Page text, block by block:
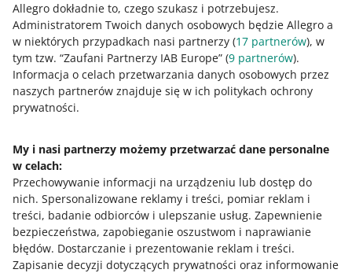
Allegro dokładnie to, czego szukasz i potrzebujesz.
Administratorem Twoich danych osobowych będzie Allegro a
w niektórych przypadkach nasi partnerzy (17 partnerów), w
tym tzw. “Zaufani Partnerzy IAB Europe” (9 partnerów).
Informacja o celach przetwarzania danych osobowych przez
naszych partnerów znajduje się w ich politykach ochrony
prywatności.
My i nasi partnerzy możemy przetwarzać dane personalne
w celach:
Przechowywanie informacji na urządzeniu lub dostęp do
nich. Spersonalizowane reklamy i treści, pomiar reklam i
treści, badanie odbiorców i ulepszanie usług. Zapewnienie
bezpieczeństwa, zapobieganie oszustwom i naprawianie
błędów. Dostarczanie i prezentowanie reklam i treści.
Zapisanie decyzji dotyczących prywatności oraz informowanie
Dodamy informacje o przetwarzaniu danych
biometrycznych. Twoje dane biometryczne będziemy
przetwarzać jedynie w celu weryfikacji lub identyfikacji
Twojej tożsamości, w szczególności autentyczności
Twojego dowodu osobistego. Weryfikujemy go zgodnie z
wymogami ustawy o przeciwdziałaniu praniu pieniędzy
oraz finansowaniu terroryzmu. Dane biometryczne
Podstawa: ulepszenie funkcjonalności oferowanych
przez Allegro Finance, wprowadzenie nowej oraz
poprawa poziomu bezpieczeństwa danych osobowych
użytkowników (artykuł 7.1. Regulaminu usługi Allegro
Finance, litery d, c).